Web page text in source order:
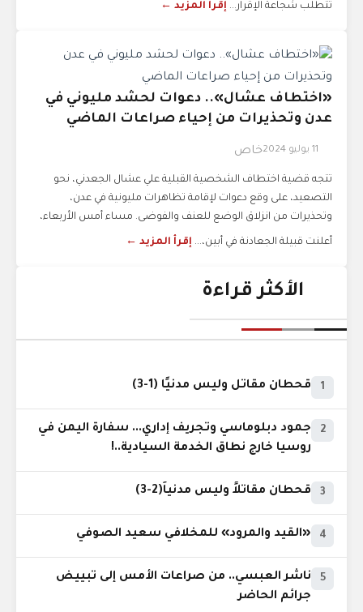
تتطلب شجاعة الإقرار... إقرأ المزيد ←
«اختطاف عشال».. دعوات لحشد مليوني في
عدن وتحذيرات من إحياء صراعات الماضي
11 يوليو 2024 خاص
تتجه قضية اختطاف الشخصية القبلية علي عشال الجعدني، نحو
التصعيد، على وقع دعوات لإقامة تظاهرات مليونية في عدن،
وتحذيرات من انزلاق الوضع للعنف والفوضى. مساء أمس الأربعاء،
أعلنت قبيلة الجعادنة في أبين،... إقرأ المزيد ←
الأكثر قراءة
1 قحطان مقاتل وليس مدنيًا (1-3)
2
جمود دبلوماسي وتجريف إداري... سفارة اليمن في
روسيا خارج نطاق الخدمة السيادية..!
3 قحطان مقاتلاً وليس مدنياً(2-3)
4 «القيد والمرود» للمخلافي سعيد الصوفي
5
ناشر العبسي.. من صراعات الأمس إلى تبييض
جرائم الحاضر